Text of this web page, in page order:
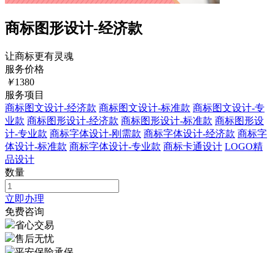
商标图形设计-经济款
让商标更有灵魂
服务价格
￥1380
服务项目
商标图文设计-经济款 商标图文设计-标准款 商标图文设计-专
业款 商标图形设计-经济款 商标图形设计-标准款 商标图形设
计-专业款 商标字体设计-刚需款 商标字体设计-经济款 商标字
体设计-标准款 商标字体设计-专业款 商标卡通设计 LOGO精
品设计
数量
立即办理
免费咨询
省心交易
售后无忧